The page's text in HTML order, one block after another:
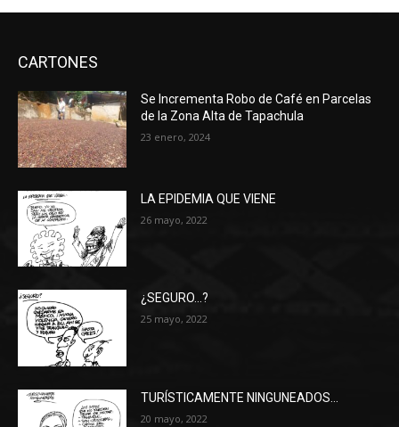
CARTONES
Se Incrementa Robo de Café en Parcelas
de la Zona Alta de Tapachula
23 enero, 2024
LA EPIDEMIA QUE VIENE
26 mayo, 2022
¿SEGURO…?
25 mayo, 2022
TURÍSTICAMENTE NINGUNEADOS…
20 mayo, 2022